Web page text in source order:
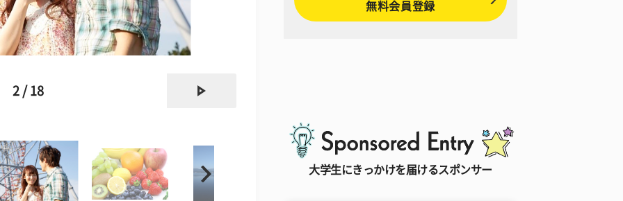
2 / 18
無料会員登録
大学生にきっかけを届けるスポンサー